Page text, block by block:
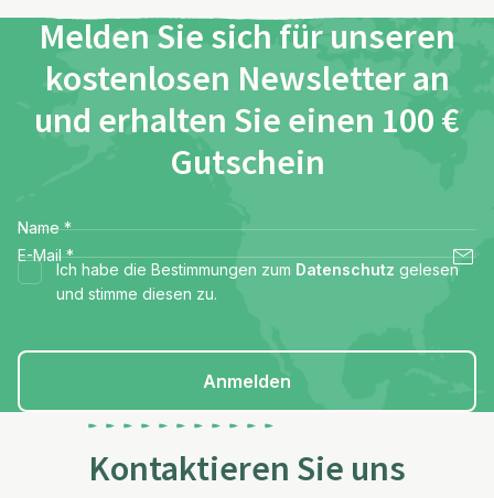
Melden Sie sich für unseren
kostenlosen Newsletter an
und erhalten Sie einen 100 €
Gutschein
Name *
E-Mail *
Ich habe die Bestimmungen zum Datenschutz gelesen
und stimme diesen zu.
Anmelden
Kontaktieren Sie uns